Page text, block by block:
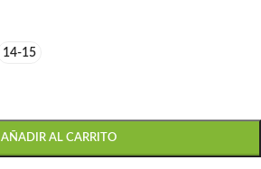
14-15
AÑADIR AL CARRITO